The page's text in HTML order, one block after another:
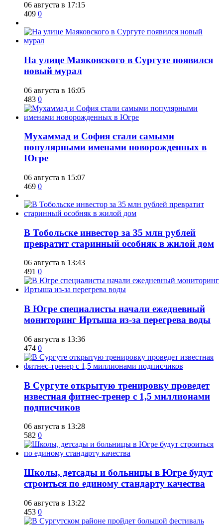
06 августа в 17:15
409 0
​На улице Маяковского в Сургуте появился
новый мурал
06 августа в 16:05
483 0
​Мухаммад и София стали самыми
популярными именами новорожденных в
Югре
06 августа в 15:07
469 0
В Тобольске инвестор за 35 млн рублей
превратит старинный особняк в жилой дом
06 августа в 13:43
491 0
В Югре специалисты начали ежедневный
мониторинг Иртыша из-за перегрева воды
06 августа в 13:36
474 0
В Сургуте открытую тренировку проведет
известная фитнес-тренер с 1,5 миллионами
подписчиков
06 августа в 13:28
582 0
Школы, детсады и больницы в Югре будут
строиться по единому стандарту качества
06 августа в 13:22
453 0